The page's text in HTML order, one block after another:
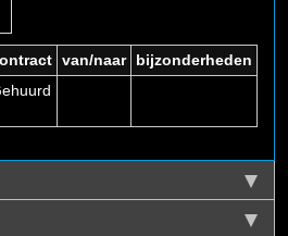
van/naar
bijzonderheden